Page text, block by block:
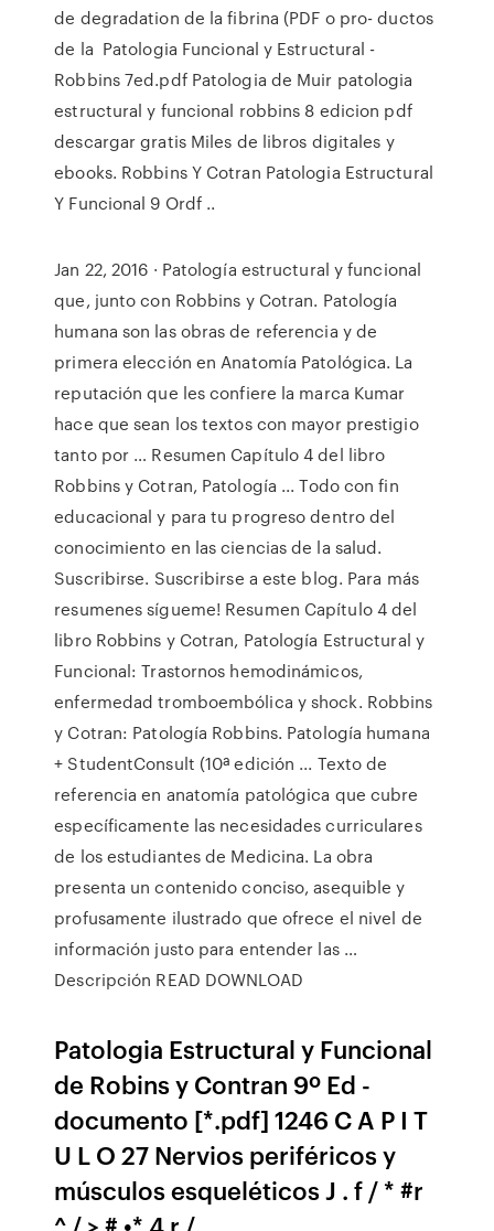
de degradation de la fibrina (PDF o pro- ductos
de la Patologia Funcional y Estructural -
Robbins 7ed.pdf Patologia de Muir patologia
estructural y funcional robbins 8 edicion pdf
descargar gratis Miles de libros digitales y
ebooks. Robbins Y Cotran Patologia Estructural
Y Funcional 9 Ordf ..
Jan 22, 2016 · Patología estructural y funcional
que, junto con Robbins y Cotran. Patología
humana son las obras de referencia y de
primera elección en Anatomía Patológica. La
reputación que les confiere la marca Kumar
hace que sean los textos con mayor prestigio
tanto por … Resumen Capítulo 4 del libro
Robbins y Cotran, Patología ... Todo con fin
educacional y para tu progreso dentro del
conocimiento en las ciencias de la salud.
Suscribirse. Suscribirse a este blog. Para más
resumenes sígueme! Resumen Capítulo 4 del
libro Robbins y Cotran, Patología Estructural y
Funcional: Trastornos hemodinámicos,
enfermedad tromboembólica y shock. Robbins
y Cotran: Patología Robbins. Patología humana
+ StudentConsult (10ª edición ... Texto de
referencia en anatomía patológica que cubre
específicamente las necesidades curriculares
de los estudiantes de Medicina. La obra
presenta un contenido conciso, asequible y
profusamente ilustrado que ofrece el nivel de
información justo para entender las …
Descripción READ DOWNLOAD
Patologia Estructural y Funcional
de Robins y Contran 9º Ed -
documento [*.pdf] 1246 C A P I T
U L O 27 Nervios periféricos y
músculos esqueléticos J . f / * #r